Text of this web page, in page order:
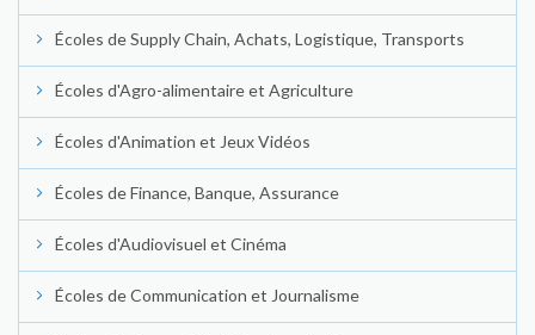
Écoles de Supply Chain, Achats, Logistique, Transports
Écoles d'Agro-alimentaire et Agriculture
Écoles d'Animation et Jeux Vidéos
Écoles de Finance, Banque, Assurance
Écoles d'Audiovisuel et Cinéma
Écoles de Communication et Journalisme